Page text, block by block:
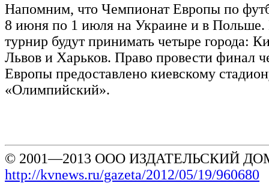
Напомним, что Чемпионат Европы по
8 июня по 1 июля на Украине и в
турнир будут принимать четыре города:
Львов и Харьков. Право провести финал
Европы предоставлено киевскому
«Олимпийский».
© 2001—2013 ООО ИЗДАТЕЛЬСКИЙ
http://kvnews.ru/gazeta/2012/05/19/960680